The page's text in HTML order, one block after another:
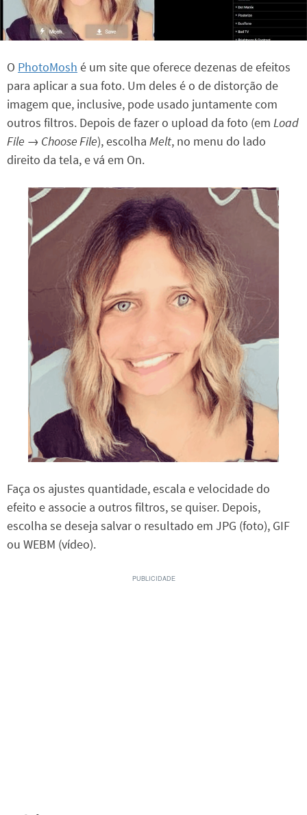
O PhotoMosh é um site que oferece dezenas de efeitos
para aplicar a sua foto. Um deles é o de distorção de
imagem que, inclusive, pode usado juntamente com
outros filtros. Depois de fazer o upload da foto (em Load
File → Choose File), escolha Melt, no menu do lado
direito da tela, e vá em On.
Faça os ajustes quantidade, escala e velocidade do
efeito e associe a outros filtros, se quiser. Depois,
escolha se deseja salvar o resultado em JPG (foto), GIF
ou WEBM (vídeo).